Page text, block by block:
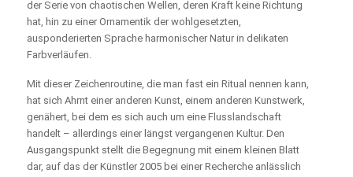
der Serie von chaotischen Wellen, deren Kraft keine Richtung
hat, hin zu einer Ornamentik der wohlgesetzten,
ausponderierten Sprache harmonischer Natur in delikaten
Farbverläufen.
Mit dieser Zeichenroutine, die man fast ein Ritual nennen kann,
hat sich Ahrnt einer anderen Kunst, einem anderen Kunstwerk,
genähert, bei dem es sich auch um eine Flusslandschaft
handelt – allerdings einer längst vergangenen Kultur. Den
Ausgangspunkt stellt die Begegnung mit einem kleinen Blatt
dar, auf das der Künstler 2005 bei einer Recherche anlässlich